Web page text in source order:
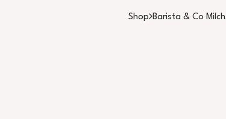
Shop Barista & Co